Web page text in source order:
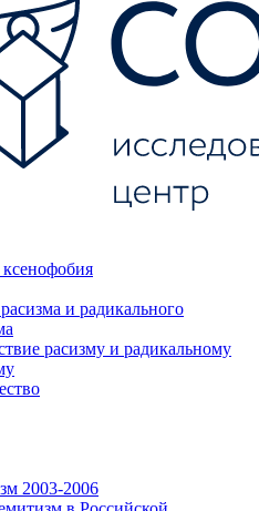
и радикального
расизму и радикальному
2003-2006